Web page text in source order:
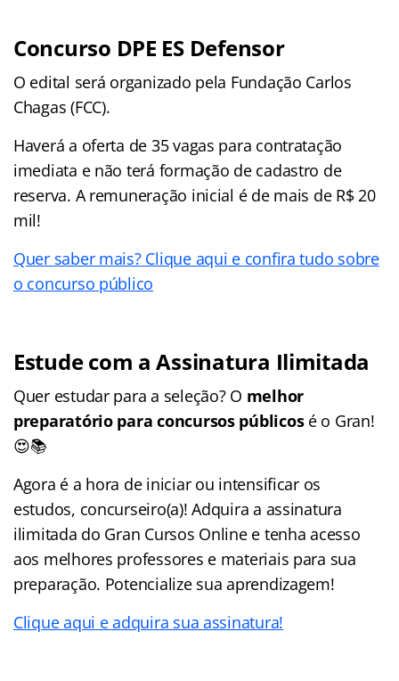
Concurso DPE ES Defensor
O edital será organizado pela Fundação Carlos
Chagas (FCC).
Haverá a oferta de 35 vagas para contratação
imediata e não terá formação de cadastro de
reserva. A remuneração inicial é de mais de R$ 20
mil!
Quer saber mais? Clique aqui e confira tudo sobre
o concurso público
Estude com a Assinatura Ilimitada
Quer estudar para a seleção? O melhor
preparatório para concursos públicos é o Gran!
😍📚
Agora é a hora de iniciar ou intensificar os
estudos, concurseiro(a)! Adquira a assinatura
ilimitada do Gran Cursos Online e tenha acesso
aos melhores professores e materiais para sua
preparação. Potencialize sua aprendizagem!
Clique aqui e adquira sua assinatura!